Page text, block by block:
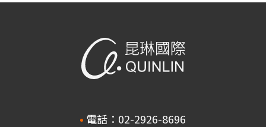
電話：02-2926-8696